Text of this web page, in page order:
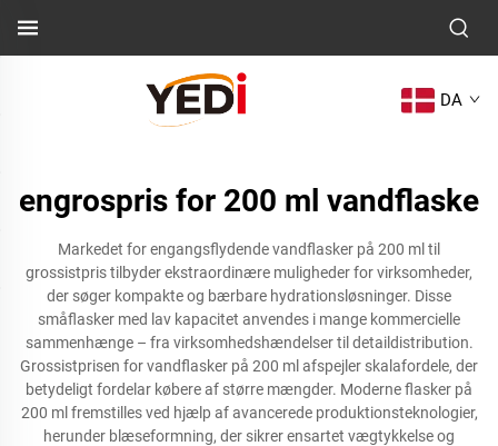
DA
engrospris for 200 ml vandflaske
Markedet for engangsflydende vandflasker på 200 ml til
grossistpris tilbyder ekstraordinære muligheder for virksomheder,
der søger kompakte og bærbare hydrationsløsninger. Disse
småflasker med lav kapacitet anvendes i mange kommercielle
sammenhænge – fra virksomhedshændelser til detaildistribution.
Grossistprisen for vandflasker på 200 ml afspejler skalafordele, der
betydeligt fordelar købere af større mængder. Moderne flasker på
200 ml fremstilles ved hjælp af avancerede produktionsteknologier,
herunder blæseformning, der sikrer ensartet vægtykkelse og